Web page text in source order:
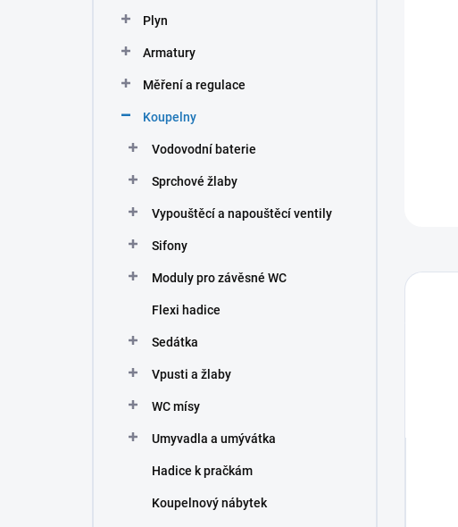
Plyn
Armatury
Měření a regulace
Koupelny
Vodovodní baterie
Sprchové žlaby
Vypouštěcí a napouštěcí ventily
Sifony
Moduly pro závěsné WC
Flexi hadice
Sedátka
Vpusti a žlaby
WC mísy
Umyvadla a umývátka
Hadice k pračkám
Koupelnový nábytek